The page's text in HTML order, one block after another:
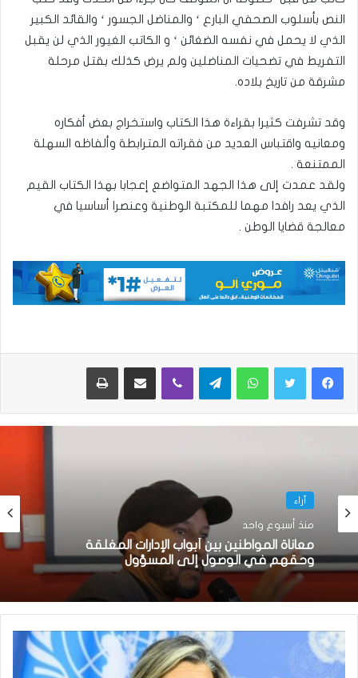
النص بأسلوب الصحفي البارع ‘ والمناضل الجسور ‘ والقائد الكبير
الذي لا يحمل في نفسه الضغائن ‘ و الكاتب الغيور الذي لن يقبل
التفريط في تضحيات المناضلين ولم يرض كذلك بقتل مرحلة
مشرقة من تاريخ بلاده.
وقد تشرفت كثيرا بقراءة هذا الكتاب واستخراج بعض أفكاره
ومعانيه واقتباس العديد من فقراته المترابطة وألفاظه السهلة
الممتنعة .
ولقد عمدت إلى هذا الجهد المتواضع إعجابا بهذا الكتاب القيم
الذي يعد رافدا مهما للمكتبة الوطنية وعنصرا أساسيا في
معالجة قضايا الوطن .
واتساب تيلقرام ڤايبر مشاركة عبر البريد طباعة
آراء
منذ أسبوع واحد
معاناة المواطنين بين أبواب الإدارات المغلقة
وحقهم في الوصول إلى المسؤول